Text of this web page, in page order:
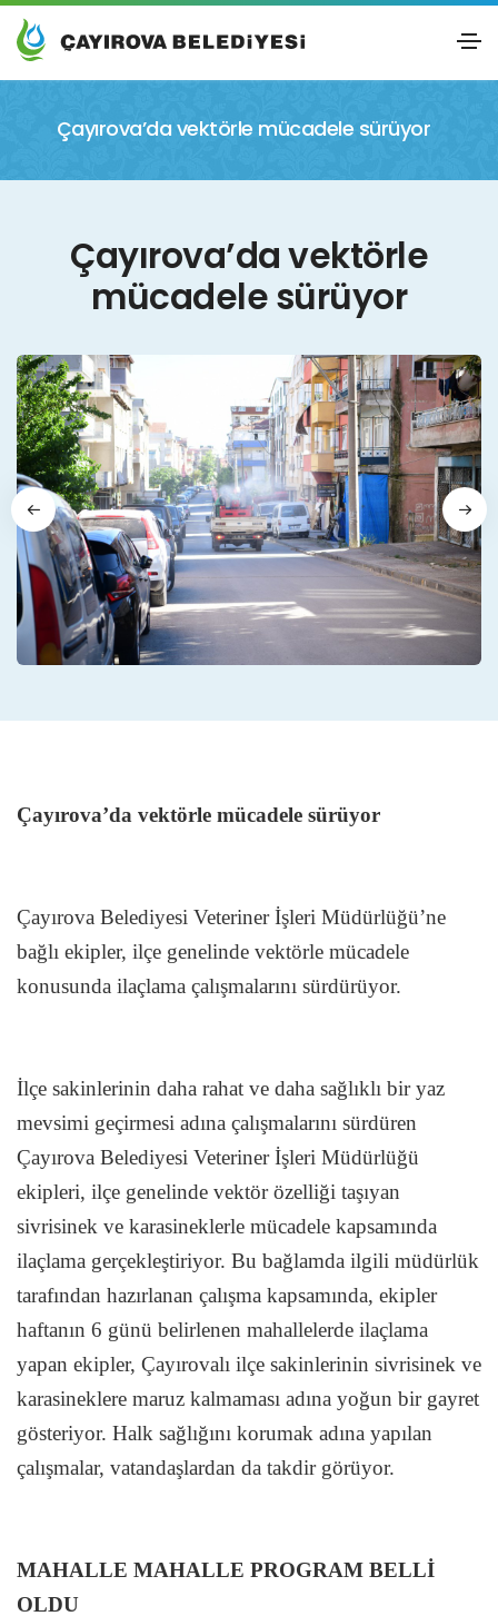
Çayırova’da vektörle mücadele sürüyor
Çayırova’da vektörle
mücadele sürüyor
Çayırova’da vektörle mücadele sürüyor
Çayırova Belediyesi Veteriner İşleri Müdürlüğü’ne
bağlı ekipler, ilçe genelinde vektörle mücadele
konusunda ilaçlama çalışmalarını sürdürüyor.
İlçe sakinlerinin daha rahat ve daha sağlıklı bir yaz
mevsimi geçirmesi adına çalışmalarını sürdüren
Çayırova Belediyesi Veteriner İşleri Müdürlüğü
ekipleri, ilçe genelinde vektör özelliği taşıyan
sivrisinek ve karasineklerle mücadele kapsamında
ilaçlama gerçekleştiriyor. Bu bağlamda ilgili müdürlük
tarafından hazırlanan çalışma kapsamında, ekipler
haftanın 6 günü belirlenen mahallelerde ilaçlama
yapan ekipler, Çayırovalı ilçe sakinlerinin sivrisinek ve
karasineklere maruz kalmaması adına yoğun bir gayret
gösteriyor. Halk sağlığını korumak adına yapılan
çalışmalar, vatandaşlardan da takdir görüyor.
MAHALLE MAHALLE PROGRAM BELLİ
OLDU